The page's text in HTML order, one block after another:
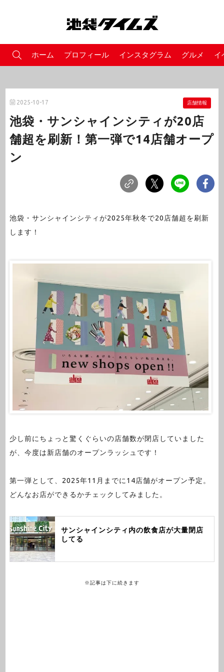
ホーム プロフィール インスタグラム グルメ イ
2025-10-17 店舗情報
池袋・サンシャインシティが20店
舗超を刷新！第一弾で14店舗オープ
ン
池袋・サンシャインシティが2025年秋冬で20店舗超を刷新
します！
少し前にちょっと驚くぐらいの店舗数が閉店していました
が、今度は新店舗のオープンラッシュです！
第一弾として、2025年11月までに14店舗がオープン予定。
どんなお店ができるかチェックしてみました。
サンシャインシティ内の飲食店が大量閉店
してる
※記事は下に続きます